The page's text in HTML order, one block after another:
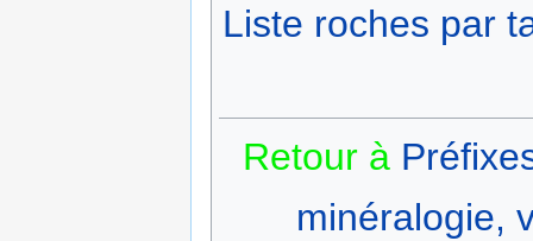
Liste roches par
Retour à
minéralogie,